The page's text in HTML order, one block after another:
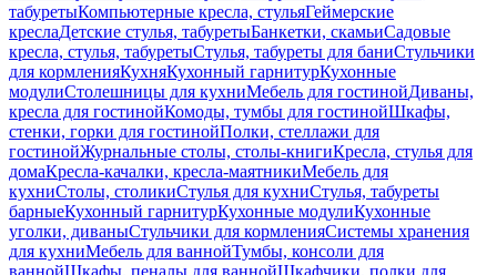
табуретыКомпьютерные кресла, стульяГеймерские
креслаДетские стулья, табуретыБанкетки, скамьиСадовые
кресла, стулья, табуретыСтулья, табуреты для баниСтульчики
для кормленияКухняКухонный гарнитурКухонные
модулиСтолешницы для кухниМебель для гостинойДиваны,
кресла для гостинойКомоды, тумбы для гостинойШкафы,
стенки, горки для гостинойПолки, стеллажи для
гостинойЖурнальные столы, столы-книгиКресла, стулья для
домаКресла-качалки, кресла-маятникиМебель для
кухниСтолы, столикиСтулья для кухниСтулья, табуреты
барныеКухонный гарнитурКухонные модулиКухонные
уголки, диваныСтульчики для кормленияСистемы хранения
для кухниМебель для ваннойТумбы, консоли для
ваннойШкафы, пеналы для ваннойШкафчики, полки для